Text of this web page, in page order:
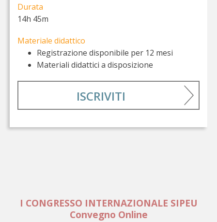
Durata
14h 45m
Materiale didattico
Registrazione disponibile per 12 mesi
Materiali didattici a disposizione
ISCRIVITI
I CONGRESSO INTERNAZIONALE SIPEU
Convegno Online